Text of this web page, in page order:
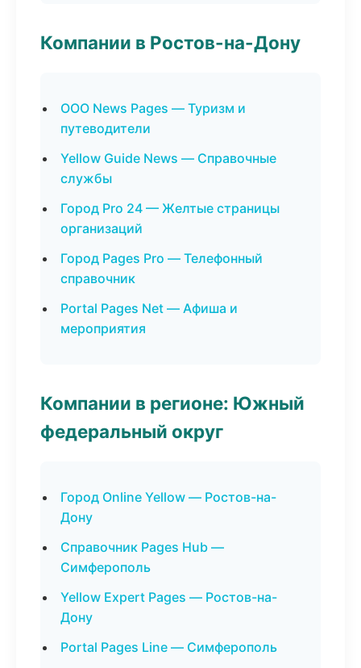
Компании в Ростов-на-Дону
ООО News Pages — Туризм и
путеводители
Yellow Guide News — Справочные
службы
Город Pro 24 — Желтые страницы
организаций
Город Pages Pro — Телефонный
справочник
Portal Pages Net — Афиша и
мероприятия
Компании в регионе: Южный
федеральный округ
Город Online Yellow — Ростов-на-
Дону
Справочник Pages Hub —
Симферополь
Yellow Expert Pages — Ростов-на-
Дону
Portal Pages Line — Симферополь